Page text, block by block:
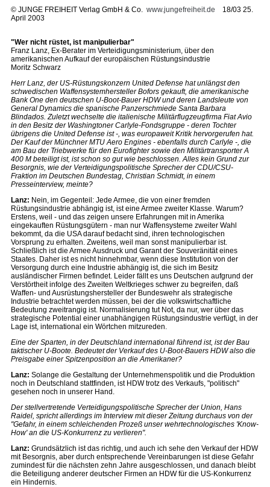
© JUNGE FREIHEIT Verlag GmbH & Co. www.jungefreiheit.de 18/03 25.
April 2003
"Wer nicht rüstet, ist manipulierbar"
Franz Lanz, Ex-Berater im Verteidigungsministerium, über den
amerikanischen Aufkauf der europäischen Rüstungsindustrie
Moritz Schwarz
Herr Lanz, der US-Rüstungskonzern United Defense hat unlängst den
schwedischen Waffensystemhersteller Bofors gekauft, die amerikanische
Bank One den deutschen U-Boot-Bauer HDW und deren Landsleute von
General Dynamics die spanische Panzerschmiede Santa Barbara
Blindados. Zuletzt wechselte die italienische Militärflugzeugfirma Fiat Avio
in den Besitz der Washingtoner Carlyle-Fondsgruppe - deren Tochter
übrigens die United Defense ist -, was europaweit Kritik hervorgerufen hat.
Der Kauf der Münchner MTU Aero Engines - ebenfalls durch Carlyle -, die
am Bau der Triebwerke für den Eurofighter sowie den Militärtransporter A
400 M beteiligt ist, ist schon so gut wie beschlossen. Alles kein Grund zur
Besorgnis, wie der Verteidigungspolitische Sprecher der CDU/CSU-
Fraktion im Deutschen Bundestag, Christian Schmidt, in einem
Presseinterview, meinte?
Lanz: Nein, im Gegenteil: Jede Armee, die von einer fremden
Rüstungsindustrie abhängig ist, ist eine Armee zweiter Klasse. Warum?
Erstens, weil - und das zeigen unsere Erfahrungen mit in Amerika
eingekauften Rüstungsgütern - man nur Waffensysteme zweiter Wahl
bekommt, da die USA darauf bedacht sind, ihren technologischen
Vorsprung zu erhalten. Zweitens, weil man sonst manipulierbar ist.
Schließlich ist die Armee Ausdruck und Garant der Souveränität eines
Staates. Daher ist es nicht hinnehmbar, wenn diese Institution von der
Versorgung durch eine Industrie abhängig ist, die sich im Besitz
ausländischer Firmen befindet. Leider fällt es uns Deutschen aufgrund der
Verstörtheit infolge des Zweiten Weltkrieges schwer zu begreifen, daß
Waffen- und Ausrüstungshersteller der Bundeswehr als strategische
Industrie betrachtet werden müssen, bei der die volkswirtschaftliche
Bedeutung zweitrangig ist. Normalisierung tut Not, da nur, wer über das
strategische Potential einer unabhängigen Rüstungsindustrie verfügt, in der
Lage ist, international ein Wörtchen mitzureden.
Eine der Sparten, in der Deutschland international führend ist, ist der Bau
taktischer U-Boote. Bedeutet der Verkauf des U-Boot-Bauers HDW also die
Preisgabe einer Spitzenposition an die Amerikaner?
Lanz: Solange die Gestaltung der Unternehmenspolitik und die Produktion
noch in Deutschland stattfinden, ist HDW trotz des Verkaufs, "politisch"
gesehen noch in unserer Hand.
Der stellvertretende Verteidigungspolitische Sprecher der Union, Hans
Raidel, spricht allerdings im Interview mit dieser Zeitung durchaus von der
"Gefahr, in einem schleichenden Prozeß unser wehrtechnologisches 'Know-
How' an die US-Konkurrenz zu verlieren".
Lanz: Grundsätzlich ist das richtig, und auch ich sehe den Verkauf der HDW
mit Besorgnis, aber durch entsprechende Vereinbarungen ist diese Gefahr
zumindest für die nächsten zehn Jahre ausgeschlossen, und danach bleibt
die Beteiligung anderer deutscher Firmen an HDW für die US-Konkurrenz
ein Hindernis.